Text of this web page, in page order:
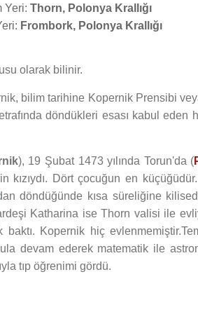
Yeri: Thorn, Polonya Krallığı
Frombork, Polonya Krallığı
olarak bilinir.
bilim tarihine Kopernik Prensibi
döndükleri esası kabul eden
), 19 Şubat 1473 yılında Torun'da (
kızıydı. Dört çocuğun en
döndüğünde kısa süreliğine
Katharina ise Thorn valisi ile
baktı. Kopernik hiç
devam ederek matematik ile
tıp öğrenimi gördü.